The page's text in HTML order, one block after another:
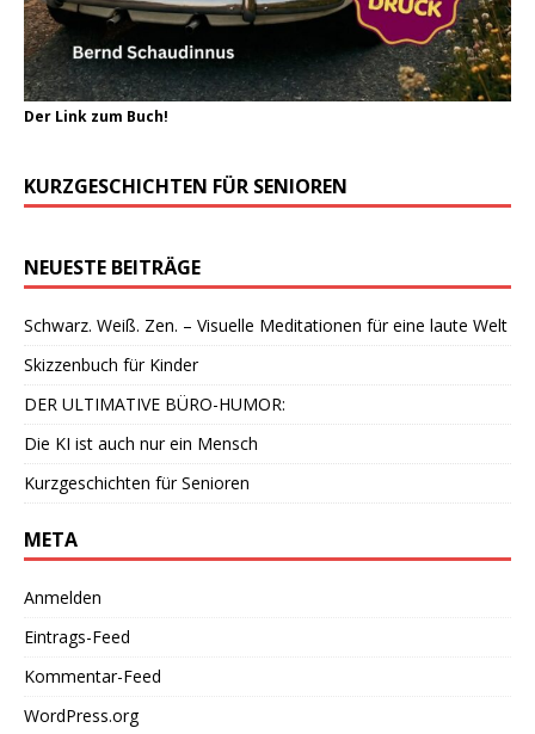
Der Link zum Buch!
KURZGESCHICHTEN FÜR SENIOREN
NEUESTE BEITRÄGE
Schwarz. Weiß. Zen. – Visuelle Meditationen für eine laute Welt
Skizzenbuch für Kinder
DER ULTIMATIVE BÜRO-HUMOR:
Die KI ist auch nur ein Mensch
Kurzgeschichten für Senioren
META
Anmelden
Eintrags-Feed
Kommentar-Feed
WordPress.org